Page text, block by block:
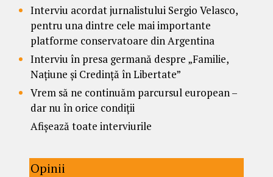
Interviu acordat jurnalistului Sergio Velasco,
pentru una dintre cele mai importante
platforme conservatoare din Argentina
Interviu în presa germană despre „Familie,
Națiune și Credință în Libertate”
Vrem să ne continuăm parcursul european –
dar nu în orice condiții
Afișează toate interviurile
Opinii